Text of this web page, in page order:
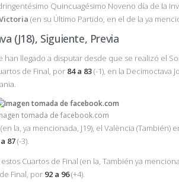
Quincuagésimo Noveno día de la
(en su Último Partido, en el de la ya
(J18), Siguiente, Previa
han llegado a disputar desde que se realizó el
de Final, por 84 a 83(-1), en la Decimoctava
tomada de facebook.com
la, ya mencionada, J19), el València (También)
87(-3).
Cuartos de Final (en la, También ya
Final, por 92 a 96(+4).